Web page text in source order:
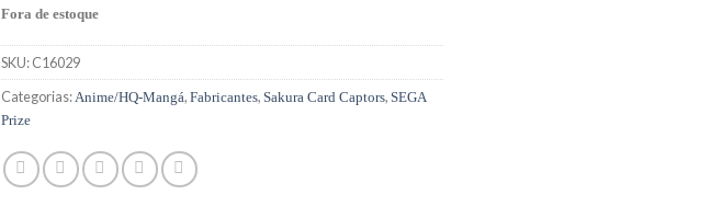
Fora de estoque
SKU:C16029
Categorias: Anime/HQ-Mangá, Fabricantes, Sakura Card Captors, SEGA
Prize